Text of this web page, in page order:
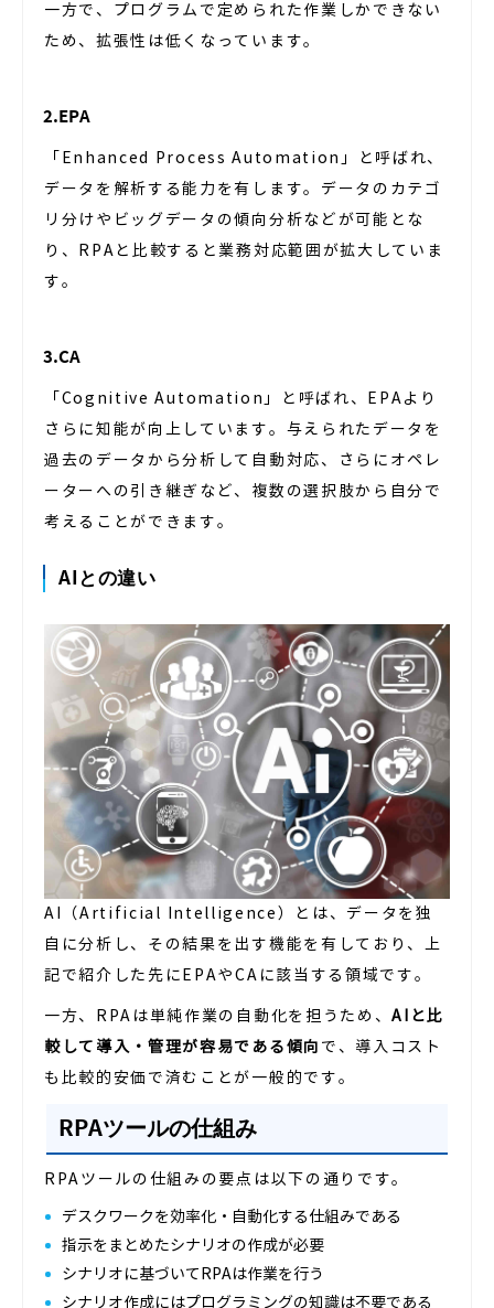
一方で、プログラムで定められた作業しかできない
ため、拡張性は低くなっています。
2.EPA
「Enhanced Process Automation」と呼ばれ、
データを解析する能力を有します。データのカテゴ
リ分けやビッグデータの傾向分析などが可能とな
り、RPAと比較すると業務対応範囲が拡大していま
す。
3.CA
「Cognitive Automation」と呼ばれ、EPAより
さらに知能が向上しています。与えられたデータを
過去のデータから分析して自動対応、さらにオペレ
ーターへの引き継ぎなど、複数の選択肢から自分で
考えることができます。
AIとの違い
AI（Artificial Intelligence）とは、データを独
自に分析し、その結果を出す機能を有しており、上
記で紹介した先にEPAやCAに該当する領域です。
一方、RPAは単純作業の自動化を担うため、AIと比
較して導入・管理が容易である傾向 で、導入コスト
も比較的安価で済むことが一般的です。
RPAツールの仕組み
RPAツールの仕組みの要点は以下の通りです。
デスクワークを効率化・自動化する仕組みである
指示をまとめたシナリオの作成が必要
シナリオに基づいてRPAは作業を行う
シナリオ作成にはプログラミングの知識は不要である